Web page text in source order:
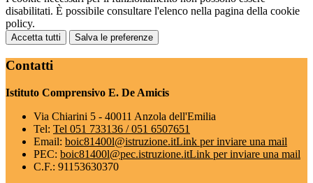
disabilitati. È possibile consultare l'elenco nella pagina della cookie
policy.
Accetta tutti Salva le preferenze
Contatti
Istituto Comprensivo E. De Amicis
Via Chiarini 5 - 40011 Anzola dell'Emilia
Tel: Tel 051 733136 / 051 6507651
Email: boic81400l@istruzione.itLink per inviare una mail
PEC: boic81400l@pec.istruzione.itLink per inviare una mail
C.F.: 91153630370